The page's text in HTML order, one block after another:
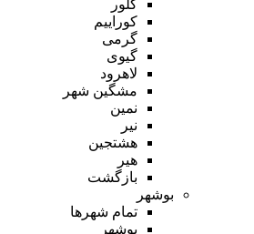
کلور
کوراییم
گرمی
گیوی
لاهرود
مشگین شهر
نمین
نیر
هشتجین
هیر
بازگشت
بوشهر
تمام شهر‌ها
بوشهر